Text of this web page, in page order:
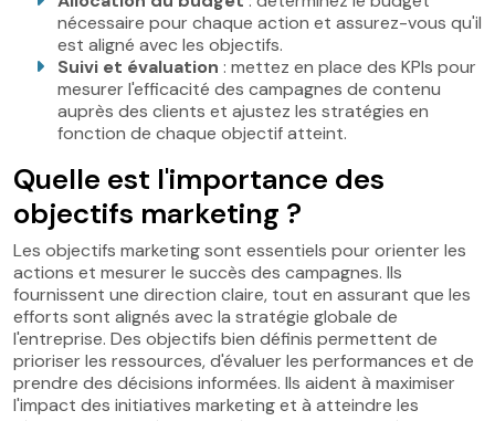
nécessaire pour chaque action et assurez-vous qu'il
est aligné avec les objectifs.
Suivi et évaluation : mettez en place des KPIs pour
mesurer l'efficacité des campagnes de contenu
auprès des clients et ajustez les stratégies en
fonction de chaque objectif atteint.
Quelle est l'importance des
objectifs marketing ?
Les objectifs marketing sont essentiels pour orienter les
actions et mesurer le succès des campagnes. Ils
fournissent une direction claire, tout en assurant que les
efforts sont alignés avec la stratégie globale de
l'entreprise. Des objectifs bien définis permettent de
prioriser les ressources, d'évaluer les performances et de
prendre des décisions informées. Ils aident à maximiser
l'impact des initiatives marketing et à atteindre les